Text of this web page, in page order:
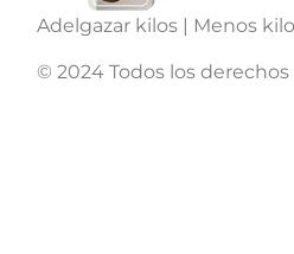
Adelgazar kilos | Menos
© 2024 Todos los